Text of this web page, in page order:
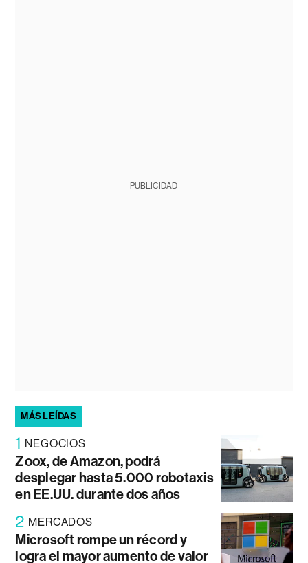
PUBLICIDAD
MÁS LEÍDAS
1 NEGOCIOS
Zoox, de Amazon, podrá
desplegar hasta 5.000 robotaxis
en EE.UU. durante dos años
2 MERCADOS
Microsoft rompe un récord y
logra el mayor aumento de valor